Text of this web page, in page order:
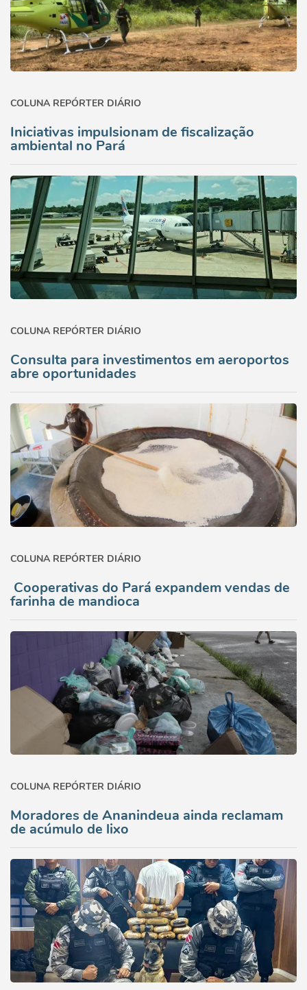
COLUNA REPÓRTER DIÁRIO
Iniciativas impulsionam de fiscalização
ambiental no Pará
COLUNA REPÓRTER DIÁRIO
Consulta para investimentos em aeroportos
abre oportunidades
COLUNA REPÓRTER DIÁRIO
Cooperativas do Pará expandem vendas de
farinha de mandioca
COLUNA REPÓRTER DIÁRIO
Moradores de Ananindeua ainda reclamam
de acúmulo de lixo